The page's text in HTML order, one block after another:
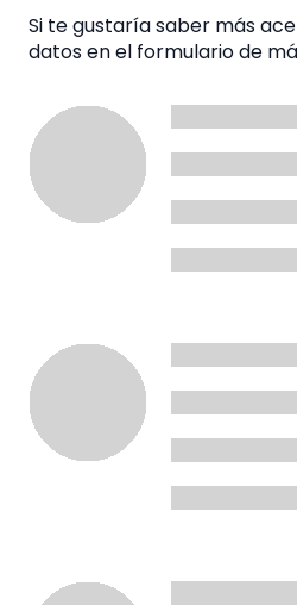
Si te gustaría saber más
datos en el formulario de